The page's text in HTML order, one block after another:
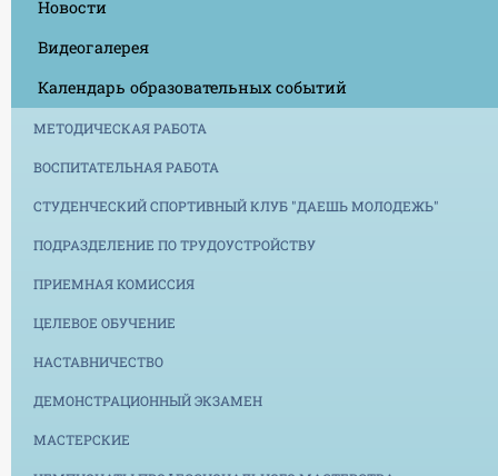
Новости
Видеогалерея
Календарь образовательных событий
МЕТОДИЧЕСКАЯ РАБОТА
ВОСПИТАТЕЛЬНАЯ РАБОТА
СТУДЕНЧЕСКИЙ СПОРТИВНЫЙ КЛУБ "ДАЕШЬ МОЛОДЕЖЬ"
ПОДРАЗДЕЛЕНИЕ ПО ТРУДОУСТРОЙСТВУ
ПРИЕМНАЯ КОМИССИЯ
ЦЕЛЕВОЕ ОБУЧЕНИЕ
НАСТАВНИЧЕСТВО
ДЕМОНСТРАЦИОННЫЙ ЭКЗАМЕН
МАСТЕРСКИЕ